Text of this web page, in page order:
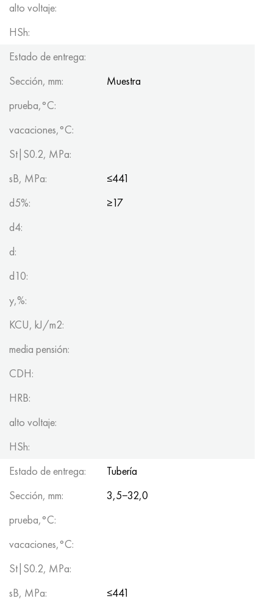
alto voltaje:
HSh:
Estado de entrega:
Sección, mm:
Muestra
prueba,°C:
vacaciones,°C:
St|S0.2, MPa:
sB, MPa:
≤441
d5%:
≥17
d4:
d:
d10:
y,%:
KCU, kJ/m2:
media pensión:
CDH:
HRB:
alto voltaje:
HSh:
Estado de entrega:
Tubería
Sección, mm:
3,5−32,0
prueba,°C:
vacaciones,°C:
St|S0.2, MPa:
sB, MPa:
≤441